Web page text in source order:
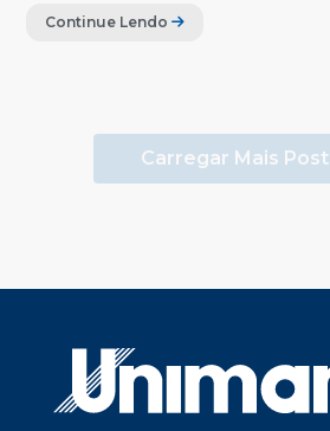
Continue Lendo
Carregar Mais